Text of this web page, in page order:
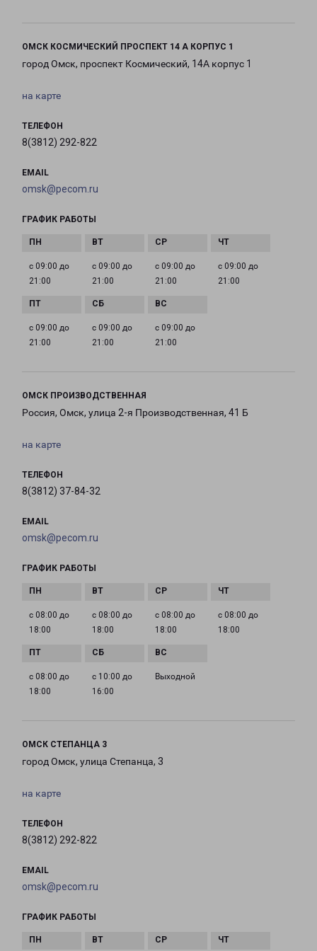
ОМСК КОСМИЧЕСКИЙ ПРОСПЕКТ 14 А КОРПУС 1
город Омск, проспект Космический, 14А корпус 1
на карте
ТЕЛЕФОН
8(3812) 292-822
EMAIL
omsk@pecom.ru
ГРАФИК РАБОТЫ
с 09:00 до
21:00
с 09:00 до
21:00
с 09:00 до
21:00
с 09:00 до
21:00
с 09:00 до
21:00
с 09:00 до
21:00
с 09:00 до
21:00
ОМСК ПРОИЗВОДСТВЕННАЯ
Россия, Омск, улица 2-я Производственная, 41 Б
на карте
ТЕЛЕФОН
8(3812) 37-84-32
EMAIL
omsk@pecom.ru
ГРАФИК РАБОТЫ
с 08:00 до
18:00
с 08:00 до
18:00
с 08:00 до
18:00
с 08:00 до
18:00
с 08:00 до
18:00
с 10:00 до
16:00
Выходной
ОМСК СТЕПАНЦА 3
город Омск, улица Степанца, 3
на карте
ТЕЛЕФОН
8(3812) 292-822
EMAIL
omsk@pecom.ru
ГРАФИК РАБОТЫ